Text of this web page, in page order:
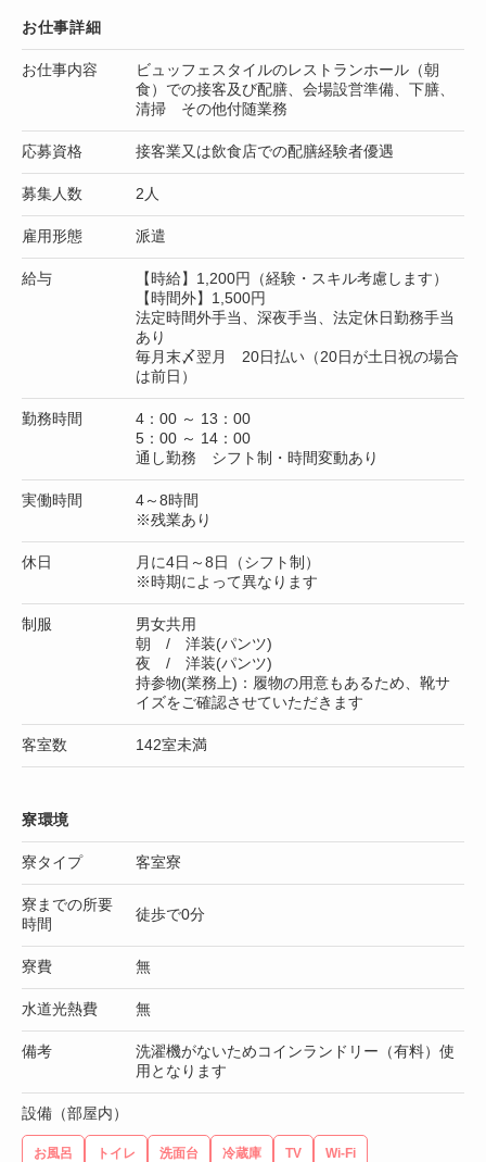
お仕事詳細
お仕事内容
ビュッフェスタイルのレストランホール（朝
食）での接客及び配膳、会場設営準備、下膳、
清掃 その他付随業務
応募資格 接客業又は飲食店での配膳経験者優遇
募集人数 2人
雇用形態 派遣
給与
【時給】1,200円（経験・スキル考慮します）
【時間外】1,500円
法定時間外手当、深夜手当、法定休日勤務手当
あり
毎月末〆翌月 20日払い（20日が土日祝の場合
は前日）
勤務時間
4：00 ～ 13：00
5：00 ～ 14：00
通し勤務 シフト制・時間変動あり
実働時間
4～8時間
※残業あり
休日
月に4日～8日（シフト制）
※時期によって異なります
制服
男女共用
朝 / 洋装(パンツ)
夜 / 洋装(パンツ)
持参物(業務上)：履物の用意もあるため、靴サ
イズをご確認させていただきます
客室数 142室未満
寮環境
寮タイプ 客室寮
寮までの所要
時間
徒歩で0分
寮費 無
水道光熱費 無
備考
洗濯機がないためコインランドリー（有料）使
用となります
設備（部屋内）
お風呂 トイレ 洗面台 冷蔵庫 TV Wi-Fi